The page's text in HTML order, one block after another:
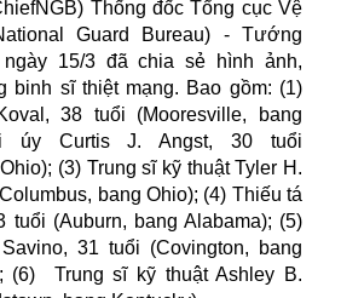
Thống đốc Tổng cục Vệ
Guard Bureau) - Tướng
ngày 15/3 đã chia sẻ hình ảnh,
binh sĩ thiệt mạng. Bao gồm: (1)
38 tuổi (Mooresville, bang
úy Curtis J. Angst, 30 tuổi
(3) Trung sĩ kỹ thuật Tyler H.
bang Ohio); (4) Thiếu tá
tuổi (Auburn, bang Alabama); (5)
31 tuổi (Covington, bang
(6) Trung sĩ kỹ thuật Ashley B.